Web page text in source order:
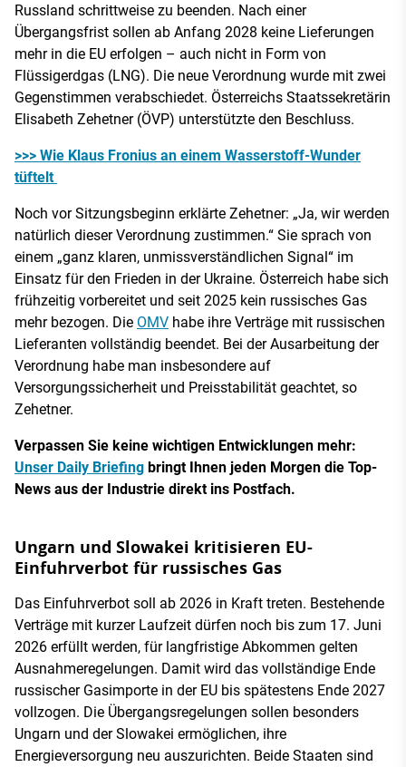
Russland schrittweise zu beenden. Nach einer
Übergangsfrist sollen ab Anfang 2028 keine Lieferungen
mehr in die EU erfolgen – auch nicht in Form von
Flüssigerdgas (LNG). Die neue Verordnung wurde mit zwei
Gegenstimmen verabschiedet. Österreichs Staatssekretärin
Elisabeth Zehetner (ÖVP) unterstützte den Beschluss.
>>> Wie Klaus Fronius an einem Wasserstoff-Wunder
tüftelt
Noch vor Sitzungsbeginn erklärte Zehetner: „Ja, wir werden
natürlich dieser Verordnung zustimmen.“ Sie sprach von
einem „ganz klaren, unmissverständlichen Signal“ im
Einsatz für den Frieden in der Ukraine. Österreich habe sich
frühzeitig vorbereitet und seit 2025 kein russisches Gas
mehr bezogen. Die OMV habe ihre Verträge mit russischen
Lieferanten vollständig beendet. Bei der Ausarbeitung der
Verordnung habe man insbesondere auf
Versorgungssicherheit und Preisstabilität geachtet, so
Zehetner.
Verpassen Sie keine wichtigen Entwicklungen mehr:
Unser Daily Briefing bringt Ihnen jeden Morgen die Top-
News aus der Industrie direkt ins Postfach.
Ungarn und Slowakei kritisieren EU-
Einfuhrverbot für russisches Gas
Das Einfuhrverbot soll ab 2026 in Kraft treten. Bestehende
Verträge mit kurzer Laufzeit dürfen noch bis zum 17. Juni
2026 erfüllt werden, für langfristige Abkommen gelten
Ausnahmeregelungen. Damit wird das vollständige Ende
russischer Gasimporte in der EU bis spätestens Ende 2027
vollzogen. Die Übergangsregelungen sollen besonders
Ungarn und der Slowakei ermöglichen, ihre
Energieversorgung neu auszurichten. Beide Staaten sind